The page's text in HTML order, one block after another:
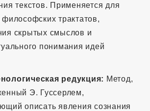
текстов. Применяется для
трактатов,
скрытых смыслов и
понимания идей
редукция: Метод,
Э. Гуссерлем,
описать явления сознания